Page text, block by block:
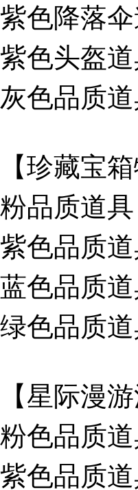
紫色降落
紫色头盔
灰色品质
【珍藏宝
粉品质道
紫色品质
蓝色品质
绿色品质
【星际漫
粉色品质
紫色品质